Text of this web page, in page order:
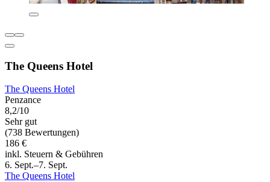
The Queens Hotel
The Queens Hotel
Penzance
8,2/10
Sehr gut
(738 Bewertungen)
186 €
inkl. Steuern & Gebühren
6. Sept.–7. Sept.
The Queens Hotel